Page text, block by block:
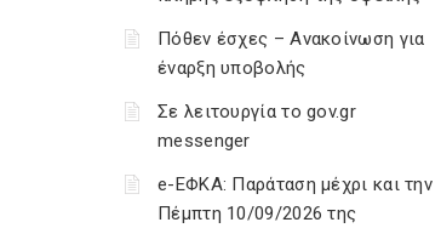
Πόθεν έσχες – Ανακοίνωση για
έναρξη υποβολής
Σε λειτουργία το gov.gr
messenger
e-ΕΦΚΑ: Παράταση μέχρι και την
Πέμπτη 10/09/2026 της